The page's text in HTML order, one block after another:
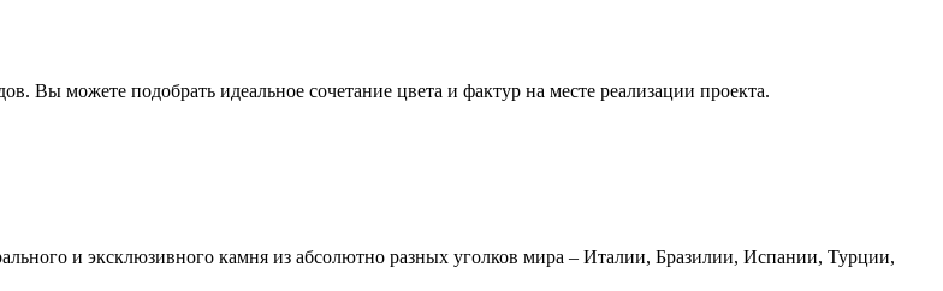
Вы можете подобрать идеальное сочетание цвета и фактур на месте реализации проекта.
и эксклюзивного камня из абсолютно разных уголков мира – Италии, Бразилии, Испании, Турции,